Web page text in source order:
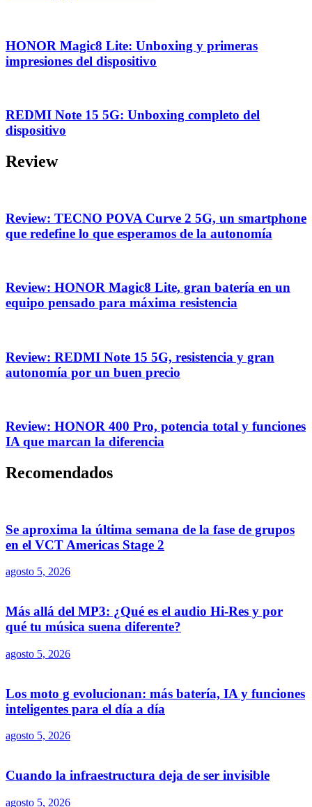
HONOR Magic8 Lite: Unboxing y primeras
impresiones del dispositivo
REDMI Note 15 5G: Unboxing completo del
dispositivo
Review
Review: TECNO POVA Curve 2 5G, un smartphone
que redefine lo que esperamos de la autonomía
Review: HONOR Magic8 Lite, gran batería en un
equipo pensado para máxima resistencia
Review: REDMI Note 15 5G, resistencia y gran
autonomía por un buen precio
Review: HONOR 400 Pro, potencia total y funciones
IA que marcan la diferencia
Recomendados
Se aproxima la última semana de la fase de grupos
en el VCT Americas Stage 2
agosto 5, 2026
Más allá del MP3: ¿Qué es el audio Hi-Res y por
qué tu música suena diferente?
agosto 5, 2026
Los moto g evolucionan: más batería, IA y funciones
inteligentes para el día a día
agosto 5, 2026
Cuando la infraestructura deja de ser invisible
agosto 5, 2026